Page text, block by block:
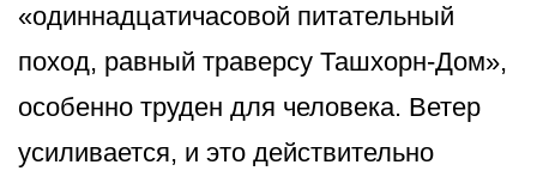
«одиннадцатичасовой питательный
поход, равный траверсу Ташхорн-Дом»,
особенно труден для человека. Ветер
усиливается, и это действительно